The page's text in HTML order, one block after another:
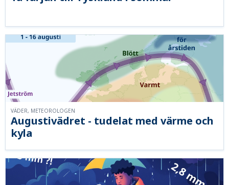
Augustivädret - tudelat med värme och
kyla
VÄDER, METEOROLOGEN